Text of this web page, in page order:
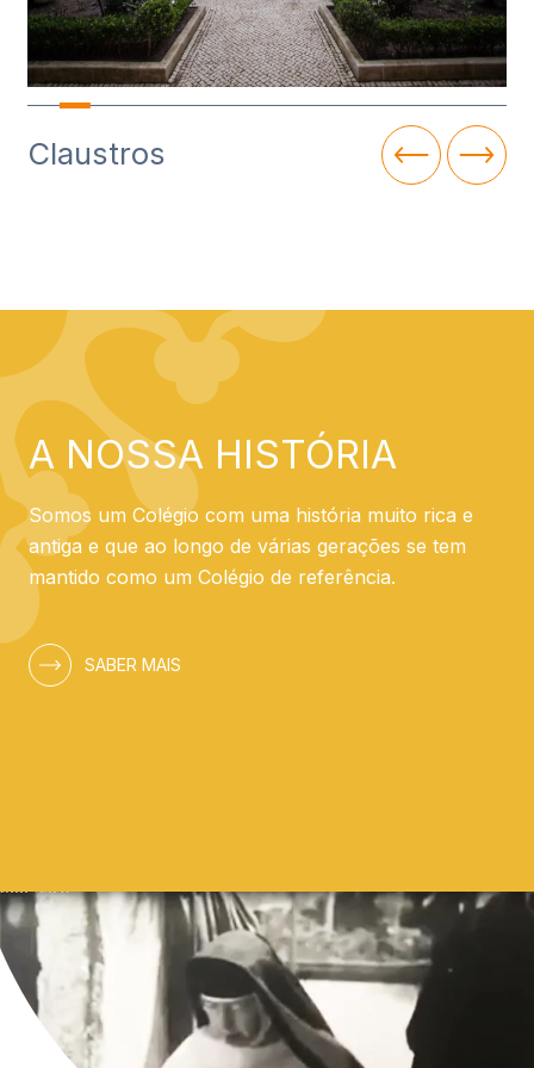
Claustros
A NOSSA HISTÓRIA
Somos um Colégio com uma história muito rica e
antiga e que ao longo de várias gerações se tem
mantido como um Colégio de referência.
SABER MAIS